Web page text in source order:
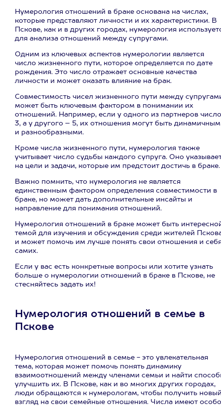
Нумерология отношений в браке основана на числах,
которые представляют личности и их характеристики. В
Пскове, как и в других городах, нумерология
для анализа отношений между супругами.
Одним из ключевых аспектов нумерологии является
число жизненного пути, которое определяется по дате
рождения. Это число отражает основные качества
личности и может оказать влияние на брак.
Совместимость чисел жизненного пути между
может быть ключевым фактором в понимании их
отношений. Например, если у одного из партнеров число
3, а у другого – 5, их отношения могут быть
и разнообразными.
Кроме числа жизненного пути, нумерология также
учитывает число судьбы каждого супруга. Оно
на цели и задачи, которые им предстоит достичь в браке.
Важно помнить, что нумерология не является
единственным фактором определения совместимости в
браке, но может дать дополнительные инсайты и
направление для понимания отношений.
Нумерология отношений в браке может быть
темой для изучения и обсуждения среди жителей
и может помочь им лучше понять свои отношения и
самих.
Если у вас есть конкретные вопросы или хотите узнать
больше о нумерологии отношений в браке в Пскове, не
стесняйтесь задать их!
Нумерология отношений в семье в
Пскове
Нумерология отношений в семье - это увлекательная
тема, которая может помочь понять динамику
взаимоотношений между членами семьи и найти
улучшить их. В Пскове, как и во многих других городах,
люди обращаются к нумерологам, чтобы получить
взгляд на свои семейные отношения. Числа имеют